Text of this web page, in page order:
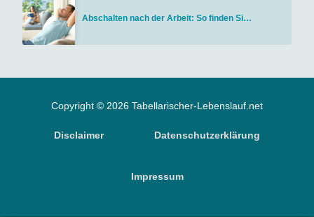
Abschalten nach der Arbeit: So finden Si…
Copyright © 2026 Tabellarischer-Lebenslauf.net
Disclaimer Datenschutzerklärung
Impressum